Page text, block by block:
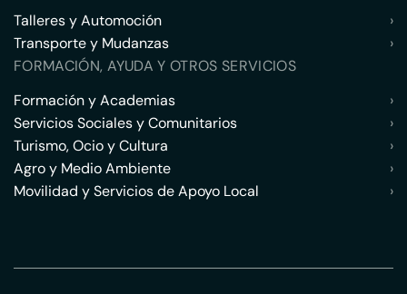
Talleres y Automoción
›
Transporte y Mudanzas
›
FORMACIÓN, AYUDA Y OTROS SERVICIOS
Formación y Academias
›
Servicios Sociales y Comunitarios
›
Turismo, Ocio y Cultura
›
Agro y Medio Ambiente
›
Movilidad y Servicios de Apoyo Local
›